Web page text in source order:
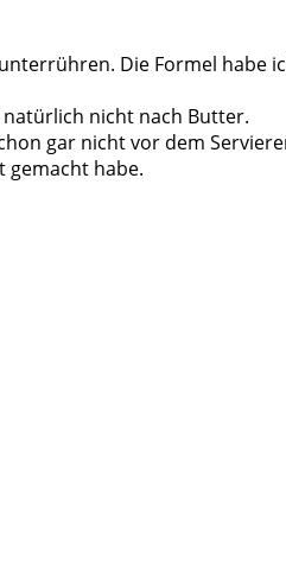
Die Formel habe
natürlich nicht nach Butter.
gar nicht vor dem
gemacht habe.